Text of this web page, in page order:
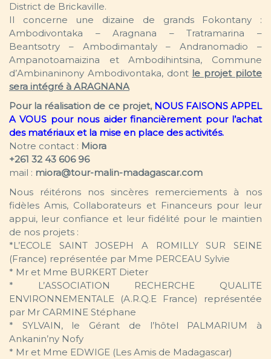
District de Brickaville.
Il concerne une dizaine de grands Fokontany :
Ambodivontaka – Aragnana – Tratramarina –
Beantsotry – Ambodimantaly – Andranomadio –
Ampanotoamaizina et Ambodihintsina, Commune
d’Ambinaninony Ambodivontaka, dont le projet pilote
sera intégré à ARAGNANA
Pour la réalisation de ce projet, NOUS FAISONS APPEL
A VOUS pour nous aider financièrement pour l’achat
des matériaux et la mise en place des activités.
Notre contact : Miora
+261 32 43 606 96
mail : miora@tour-malin-madagascar.com
Nous réitérons nos sincères remerciements à nos
fidèles Amis, Collaborateurs et Financeurs pour leur
appui, leur confiance et leur fidélité pour le maintien
de nos projets :
*L’ECOLE SAINT JOSEPH A ROMILLY SUR SEINE
(France) représentée par Mme PERCEAU Sylvie
* Mr et Mme BURKERT Dieter
* L’ASSOCIATION RECHERCHE QUALITE
ENVIRONNEMENTALE (A.R.Q.E France) représentée
par Mr CARMINE Stéphane
* SYLVAIN, le Gérant de l’hôtel PALMARIUM à
Ankanin’ny Nofy
* Mr et Mme EDWIGE (Les Amis de Madagascar)